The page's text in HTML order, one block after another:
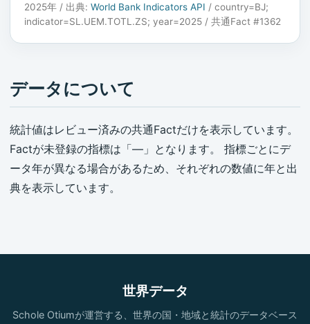
2025年 / 出典: World Bank Indicators API / country=BJ;
indicator=SL.UEM.TOTL.ZS; year=2025 / 共通Fact #1362
データについて
統計値はレビュー済みの共通Factだけを表示しています。
Factが未登録の指標は「—」となります。 指標ごとにデ
ータ年が異なる場合があるため、それぞれの数値に年と出
典を表示しています。
世界データ
Schole Otiumが運営する、世界の国・地域と統計のデータベース